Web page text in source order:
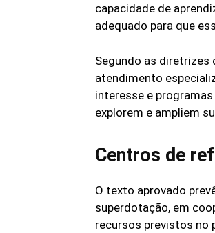
capacidade de
adequado para que
Segundo as
atendimento
interesse e
explorem e ampliem
Centros de
O texto aprovado
superdotação, em
recursos previstos no